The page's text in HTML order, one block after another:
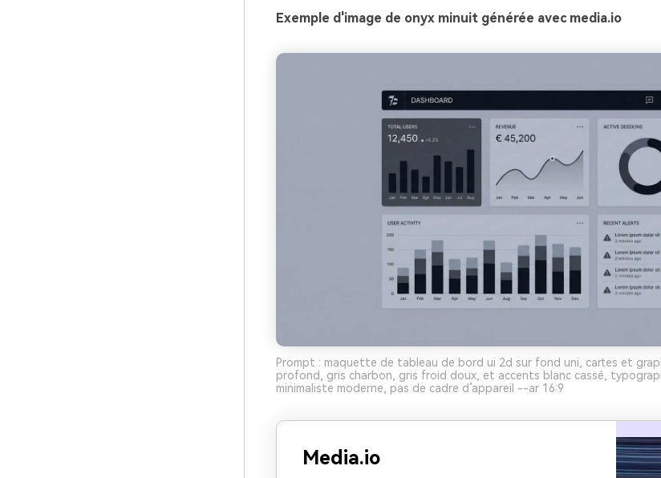
Exemple d'image de onyx minuit générée avec media.io
Prompt : maquette de tableau de bord ui 2d sur fond uni, cartes et
profond, gris charbon, gris froid doux, et accents blanc cassé,
minimaliste moderne, pas de cadre d’appareil --ar 16:9
Media.io